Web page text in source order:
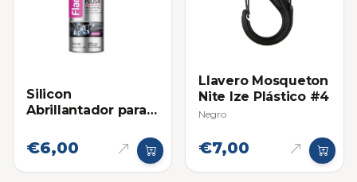
Silicon
Abrillantador para
220ml
€6,00
Llavero Mosqueton
Nite Ize Plástico #4
Negro
€7,00